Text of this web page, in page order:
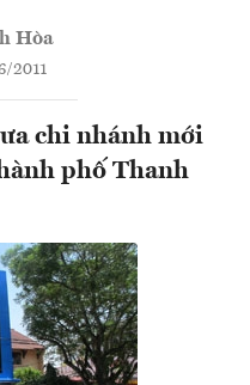
Hòa
2011
chi nhánh mới
phố Thanh